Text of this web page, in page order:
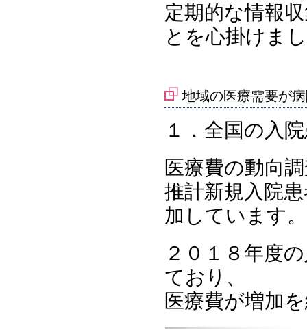
定期的な情報
とを心掛けま
地域の医療需要が
１．全国の入
医療費の動向
推計新規入院
加しています。
２０１８年度
ており、
医療費が増加